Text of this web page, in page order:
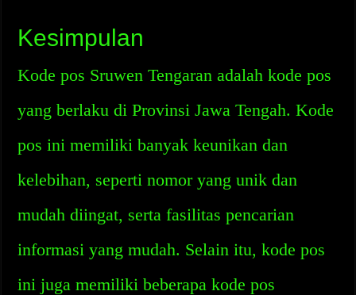
Kesimpulan
Kode pos Sruwen Tengaran adalah kode pos
yang berlaku di Provinsi Jawa Tengah. Kode
pos ini memiliki banyak keunikan dan
kelebihan, seperti nomor yang unik dan
mudah diingat, serta fasilitas pencarian
informasi yang mudah. Selain itu, kode pos
ini juga memiliki beberapa kode pos